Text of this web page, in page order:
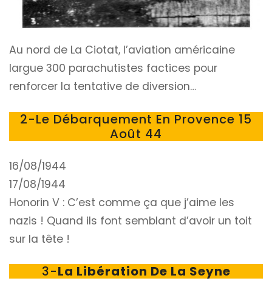
Au nord de La Ciotat, l’aviation américaine
largue 300 parachutistes factices pour
renforcer la tentative de diversion…
2-Le Débarquement En Provence 15
Août 44
16/08/1944
17/08/1944
Honorin V : C’est comme ça que j’aime les
nazis ! Quand ils font semblant d’avoir un toit
sur la tête !
3-La Libération De La Seyne